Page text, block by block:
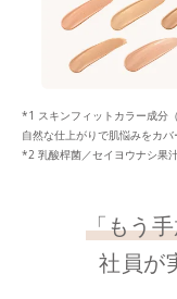
*1 スキンフィットカラー成分
自然な仕上がりで肌悩みをカ
*2 乳酸桿菌／セイヨウナシ果
「もう
社員が